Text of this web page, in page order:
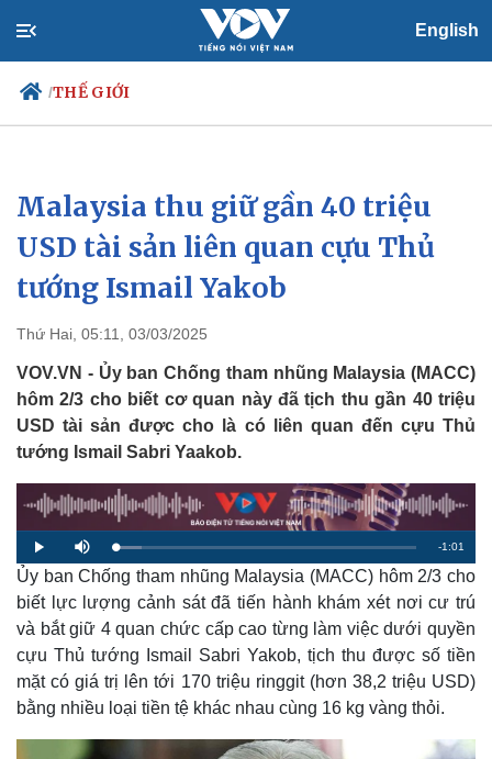
English
/THẾ GIỚI
Chính trị
Đảng
Tổ chức nhân sự
Quốc hội
Nhận diện sự thật
Xã hội
Dự báo thời tiết
Giáo dục
Malaysia thu giữ gần 40 triệu
USD tài sản liên quan cựu Thủ
tướng Ismail Yakob
Thứ Hai, 05:11, 03/03/2025
VOV.VN - Ủy ban Chống tham nhũng Malaysia (MACC)
hôm 2/3 cho biết cơ quan này đã tịch thu gần 40 triệu
USD tài sản được cho là có liên quan đến cựu Thủ
tướng Ismail Sabri Yaakob.
P
l
M
u
t
e
L
o
a
d
8
.
8
4
%
R
e
a
n
i
-1:01
Ủy ban Chống tham nhũng Malaysia (MACC) hôm 2/3 cho
biết lực lượng cảnh sát đã tiến hành khám xét nơi cư trú
và bắt giữ 4 quan chức cấp cao từng làm việc dưới quyền
cựu Thủ tướng Ismail Sabri Yakob, tịch thu được số tiền
mặt có giá trị lên tới 170 triệu ringgit (hơn 38,2 triệu USD)
bằng nhiều loại tiền tệ khác nhau cùng 16 kg vàng thỏi.